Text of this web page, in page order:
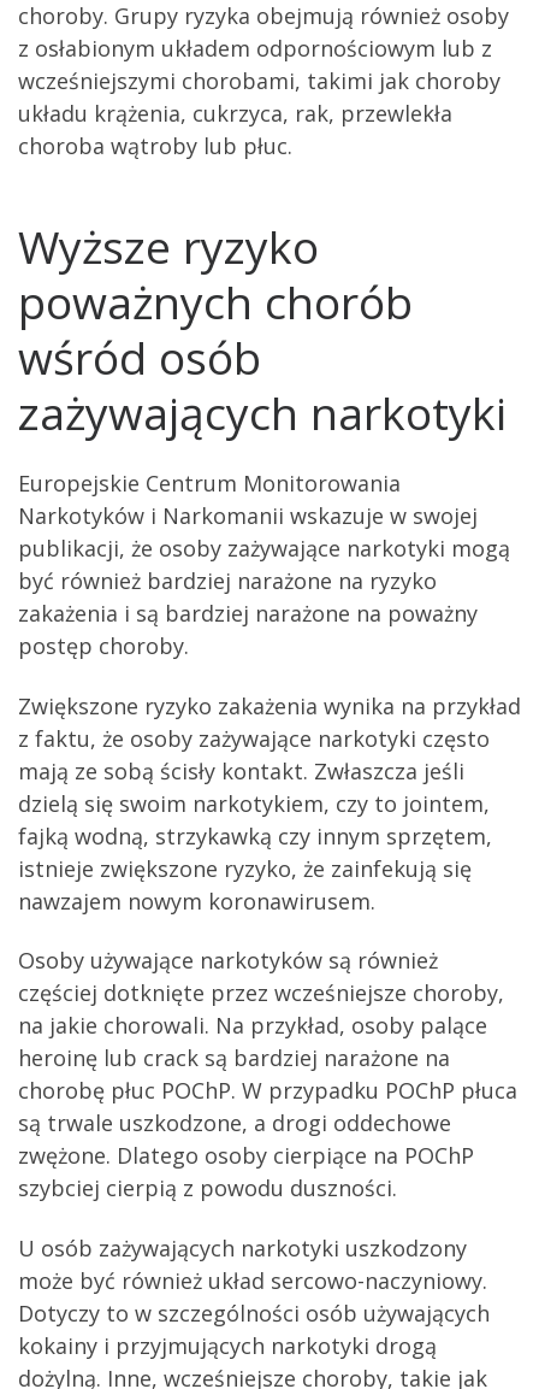
choroby. Grupy ryzyka obejmują również osoby
z osłabionym układem odpornościowym lub z
wcześniejszymi chorobami, takimi jak choroby
układu krążenia, cukrzyca, rak, przewlekła
choroba wątroby lub płuc.
Wyższe ryzyko
poważnych chorób
wśród osób
zażywających narkotyki
Europejskie Centrum Monitorowania
Narkotyków i Narkomanii wskazuje w swojej
publikacji, że osoby zażywające narkotyki mogą
być również bardziej narażone na ryzyko
zakażenia i są bardziej narażone na poważny
postęp choroby.
Zwiększone ryzyko zakażenia wynika na przykład
z faktu, że osoby zażywające narkotyki często
mają ze sobą ścisły kontakt. Zwłaszcza jeśli
dzielą się swoim narkotykiem, czy to jointem,
fajką wodną, strzykawką czy innym sprzętem,
istnieje zwiększone ryzyko, że zainfekują się
nawzajem nowym koronawirusem.
Osoby używające narkotyków są również
częściej dotknięte przez wcześniejsze choroby,
na jakie chorowali. Na przykład, osoby palące
heroinę lub crack są bardziej narażone na
chorobę płuc POChP. W przypadku POChP płuca
są trwale uszkodzone, a drogi oddechowe
zwężone. Dlatego osoby cierpiące na POChP
szybciej cierpią z powodu duszności.
U osób zażywających narkotyki uszkodzony
może być również układ sercowo-naczyniowy.
Dotyczy to w szczególności osób używających
kokainy i przyjmujących narkotyki drogą
dożylną. Inne, wcześniejsze choroby, takie jak